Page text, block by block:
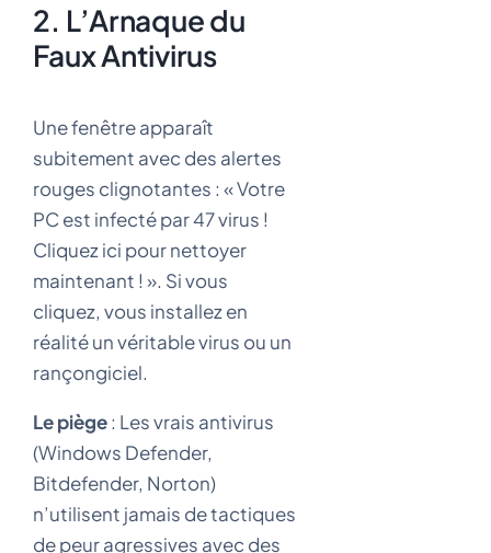
2. L’Arnaque du
Faux Antivirus
Une fenêtre apparaît
subitement avec des alertes
rouges clignotantes : « Votre
PC est infecté par 47 virus !
Cliquez ici pour nettoyer
maintenant ! ». Si vous
cliquez, vous installez en
réalité un véritable virus ou un
rançongiciel.
Le piège: Les vrais antivirus
(Windows Defender,
Bitdefender, Norton)
n’utilisent jamais de tactiques
de peur agressives avec des